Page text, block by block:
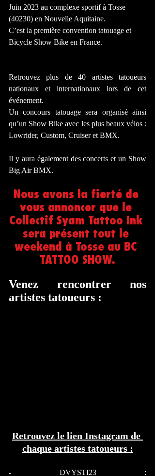
Juin 2023 au complexe sportif à Tosse
(40230) en Nouvelle Aquitaine.
C’est la première convention tatouage et
Bicycle Show Bike en France.
Retrouvez plus de 40 artistes tatoueurs
nationaux et internationaux lors de cet
événement.
Un concours tatouage sera organisé ainsi
qu’un Show Bike avec les plus beaux vélos :
Lowrider, Custom, Cruiser et BMX.
Il y aura également des concerts et un Show
Big Air BMX.
Nous avons la fierté de
vous annoncer que le
Collectif Syam Tattoo Ink
sera présent tout le
weekend à Tosse au BC
TATTOO SHOW.
Venez rencontrer nos
artistes tatoueurs :
Retrouvez le lien Instagram de
chaque artistes tatoueurs :